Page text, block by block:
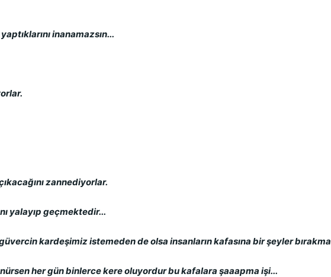
inanamazsın...
zannediyorlar.
yalayıp geçmektedir...
kardeşimiz istemeden de olsa insanların kafasına bir şeyler
her gün binlerce kere oluyordur bu kafalara şaaapma işi...